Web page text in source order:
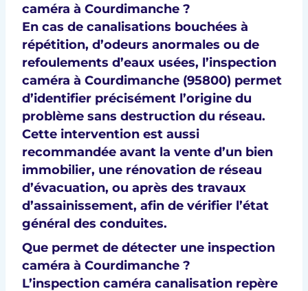
caméra à Courdimanche ?
En cas de canalisations bouchées à
répétition, d’odeurs anormales ou de
refoulements d’eaux usées, l’inspection
caméra à Courdimanche (95800) permet
d’identifier précisément l’origine du
problème sans destruction du réseau.
Cette intervention est aussi
recommandée avant la vente d’un bien
immobilier, une rénovation de réseau
d’évacuation, ou après des travaux
d’assainissement, afin de vérifier l’état
général des conduites.
Que permet de détecter une inspection
caméra à Courdimanche ?
L’inspection caméra canalisation repère